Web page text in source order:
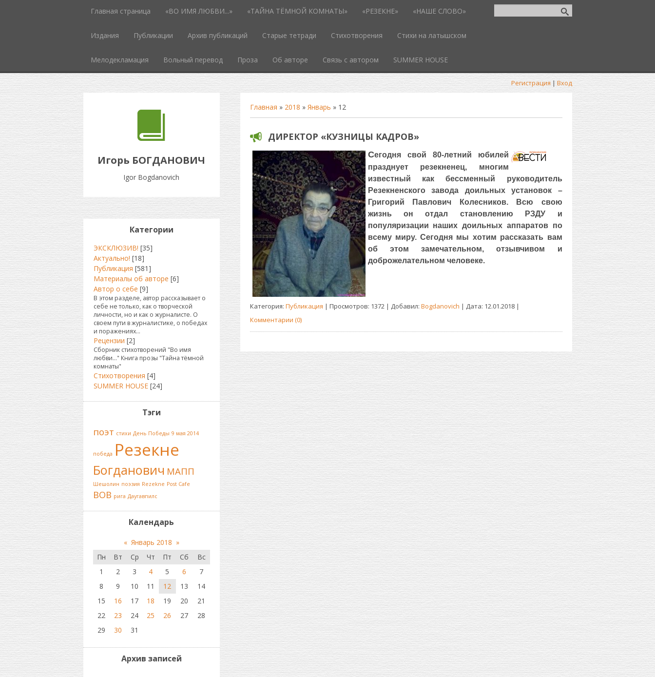
Главная страница «ВО ИМЯ ЛЮБВИ...» «ТАЙНА ТЁМНОЙ КОМНАТЫ» «РЕЗЕКНЕ» «НАШЕ СЛОВО»
Издания Публикации Архив публикаций Старые тетради Стихотворения Стихи на латышском
Мелодекламация Вольный перевод Проза Об авторе Связь с автором SUMMER HOUSE
Регистрация | Вход
Игорь БОГДАНОВИЧ
Igor Bogdanovich
Главная » 2018 » Январь » 12
ДИРЕКТОР «КУЗНИЦЫ КАДРОВ»
Сегодня свой 80-летний юбилей
празднует резекненец, многим
известный как бессменный руководитель
Резекненского завода доильных установок –
Григорий Павлович Колесников. Всю свою
жизнь он отдал становлению РЗДУ и
популяризации наших доильных аппаратов по
всему миру. Сегодня мы хотим рассказать вам
об этом замечательном, отзывчивом и
доброжелательном человеке.
Категория: Публикация | Просмотров: 1372 | Добавил: Bogdanovich | Дата: 12.01.2018|
Комментарии (0)
Категории
ЭКСКЛЮЗИВ! [35]
Актуально! [18]
Публикация [581]
Материалы об авторе [6]
Автор о себе [9]
В этом разделе, автор рассказывает о
себе не только, как о творческой
личности, но и как о журналисте. О
своем пути в журналистике, о победах
и поражениях...
Рецензии [2]
Сборник стихотворений "Во имя
любви..." Книга прозы "Тайна тёмной
комнаты"
Стихотворения [4]
SUMMER HOUSE [24]
Тэги
поэт стихи День Победы 9 мая 2014
победа Резекне
Богданович МАПП
Шешолин поэзия Rezekne Post Cafe
ВОВ рига Даугавпилс
Календарь
« Январь 2018 »
Пн
Вт Ср Чт Пт Сб
Вс
1
2 3 4 5 6
7
8
9 10 11 12 13
14
15
16 17 18 19 20
21
22
23 24 25 26 27
28
29
30 31
Архив записей